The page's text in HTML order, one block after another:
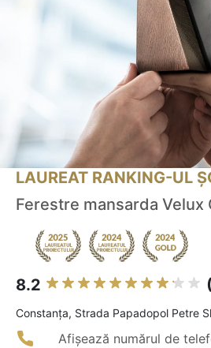
LAUREAT RANKING-UL
Ferestre mansarda Velux
8.2
Constanţa, Strada Papadopol Petre
Afișează numărul de